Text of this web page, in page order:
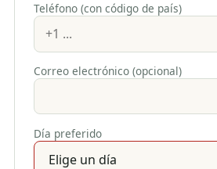
Teléfono (con código de país)
Correo electrónico (opcional)
Día preferido